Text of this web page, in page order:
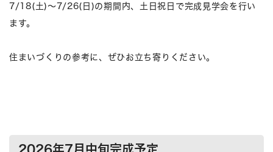
7/18(土)～7/26(日)の期間内、土日祝日で完成見学会を行い
ます。
住まいづくりの参考に、ぜひお立ち寄りください。
2026年7月中旬完成予定